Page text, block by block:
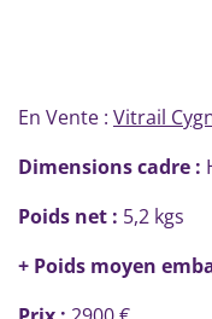
En Vente : Vitrail
Dimensions cadre :
Poids net : 5,2 kgs
+ Poids moyen